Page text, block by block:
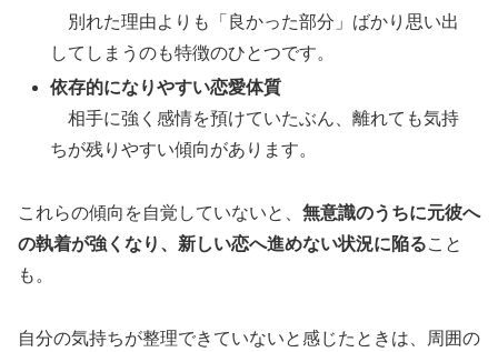
別れた理由よりも「良かった部分」ばかり思い出
してしまうのも特徴のひとつです。
依存的になりやすい恋愛体質
相手に強く感情を預けていたぶん、離れても気持
ちが残りやすい傾向があります。
これらの傾向を自覚していないと、 無意識のうちに元彼へ
の執着が強くなり、新しい恋へ進めない状況に陥ること
も。
自分の気持ちが整理できていないと感じたときは、周囲の